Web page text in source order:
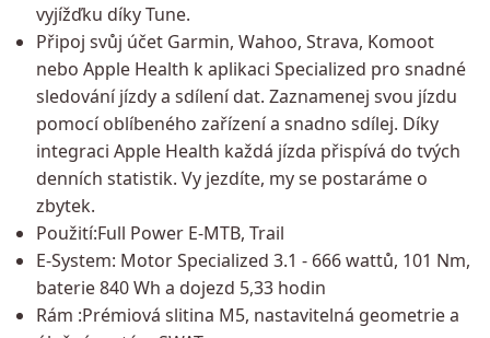
vyjížďku díky Tune.
Připoj svůj účet Garmin, Wahoo, Strava, Komoot
nebo Apple Health k aplikaci Specialized pro snadné
sledování jízdy a sdílení dat. Zaznamenej svou jízdu
pomocí oblíbeného zařízení a snadno sdílej. Díky
integraci Apple Health každá jízda přispívá do tvých
denních statistik. Vy jezdíte, my se postaráme o
zbytek.
Použití:Full Power E-MTB, Trail
E-System: Motor Specialized 3.1 - 666 wattů, 101 Nm,
baterie 840 Wh a dojezd 5,33 hodin
Rám :Prémiová slitina M5, nastavitelná geometrie a